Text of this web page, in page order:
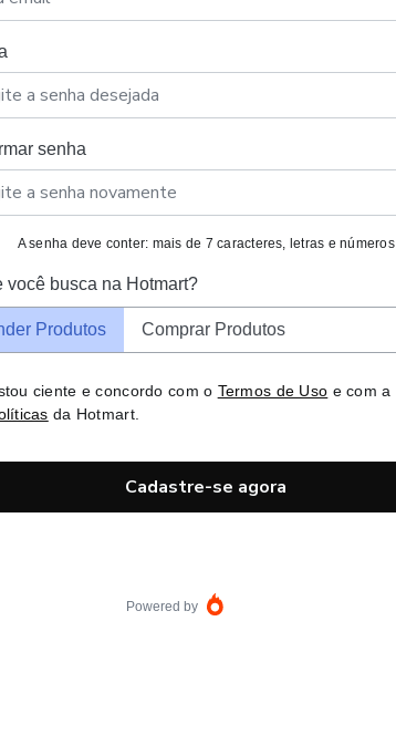
senha
A senha deve conter: mais de 7 caracteres, letras e números
você busca na Hotmart?
Produtos Comprar Produtos
ciente e concordo com o Termos de Uso e com a
da Hotmart.
Cadastre-se agora
Powered by